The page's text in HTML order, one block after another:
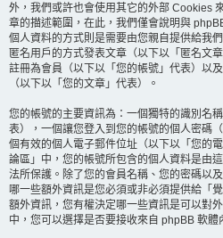
外，我們或許也會使用其它的外部 Cookies
章的描述範圍，在此，我們僅會說明與
個人資料的方式則是需要由您親自提供給我
匿名用戶的方式發表文章（以下以「匿名文
註冊為會員（以下以「您的帳號」代表）以
（以下以「您的文章」代表）。
您的帳號的主要資訊為：一個獨特的識別名
表），一個讓您登入到您的帳號的個人密碼
個有效的個人電子郵件位址（以下以「您的
論區」中，您的帳號所包含的個人資料是由
法所保護。除了您的會員名稱、您的密碼以
哪一些額外資訊是您必須或非必須提供給「
額外資訊，您有權決定哪一些資訊是可以對
中，您可以選擇是否要接收來自 phpBB 軟體